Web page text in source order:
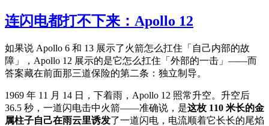
连闪电都打不下来：Apollo 12
如果说 Apollo 6 和 13 展示了火箭怎么扛住「自己内部的故
障」，Apollo 12 展示的是它怎么扛住「外部的一击」——而
答案藏在前面那三道保险的第二条：独立制导。
1969 年 11 月 14 日，下着雨，Apollo 12 照常升空。升空后
36.5 秒，一道闪电击中火箭——准确说，是这枚 110 米长的金
属柱子自己在雨云里诱发了一道闪电，电流顺着它长长的尾焰